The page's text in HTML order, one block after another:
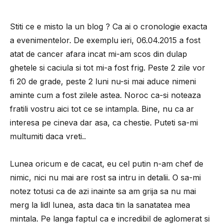
Stiti ce e misto la un blog ? Ca ai o cronologie exacta
a evenimentelor. De exemplu ieri, 06.04.2015 a fost
atat de cancer afara incat mi-am scos din dulap
ghetele si caciula si tot mi-a fost frig. Peste 2 zile vor
fi 20 de grade, peste 2 luni nu-si mai aduce nimeni
aminte cum a fost zilele astea. Noroc ca-si noteaza
fratili vostru aici tot ce se intampla. Bine, nu ca ar
interesa pe cineva dar asa, ca chestie. Puteti sa-mi
multumiti daca vreti..
Lunea oricum e de cacat, eu cel putin n-am chef de
nimic, nici nu mai are rost sa intru in detalii. O sa-mi
notez totusi ca de azi inainte sa am grija sa nu mai
merg la lidl lunea, asta daca tin la sanatatea mea
mintala. Pe langa faptul ca e incredibil de aglomerat si